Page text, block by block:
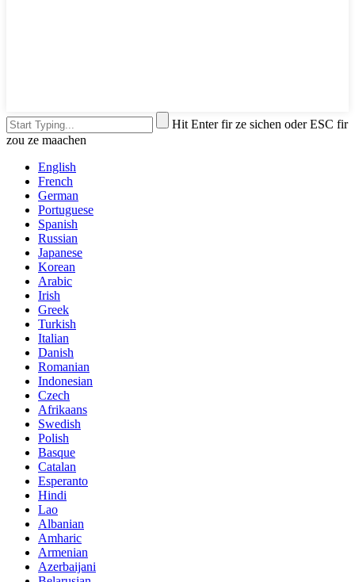
Hit Enter fir ze sichen oder ESC fir
zou ze maachen
English
French
German
Portuguese
Spanish
Russian
Japanese
Korean
Arabic
Irish
Greek
Turkish
Italian
Danish
Romanian
Indonesian
Czech
Afrikaans
Swedish
Polish
Basque
Catalan
Esperanto
Hindi
Lao
Albanian
Amharic
Armenian
Azerbaijani